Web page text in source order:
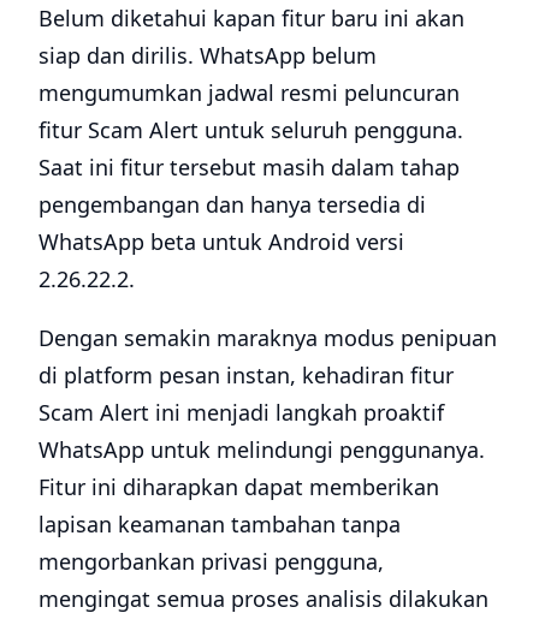
Belum diketahui kapan fitur baru ini akan
siap dan dirilis. WhatsApp belum
mengumumkan jadwal resmi peluncuran
fitur Scam Alert untuk seluruh pengguna.
Saat ini fitur tersebut masih dalam tahap
pengembangan dan hanya tersedia di
WhatsApp beta untuk Android versi
2.26.22.2.
Dengan semakin maraknya modus penipuan
di platform pesan instan, kehadiran fitur
Scam Alert ini menjadi langkah proaktif
WhatsApp untuk melindungi penggunanya.
Fitur ini diharapkan dapat memberikan
lapisan keamanan tambahan tanpa
mengorbankan privasi pengguna,
mengingat semua proses analisis dilakukan